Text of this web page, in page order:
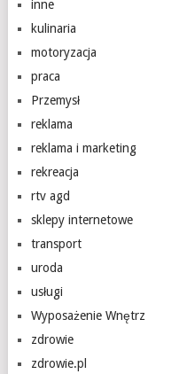
inne
kulinaria
motoryzacja
praca
Przemysł
reklama
reklama i marketing
rekreacja
rtv agd
sklepy internetowe
transport
uroda
usługi
Wyposażenie Wnętrz
zdrowie
zdrowie.pl